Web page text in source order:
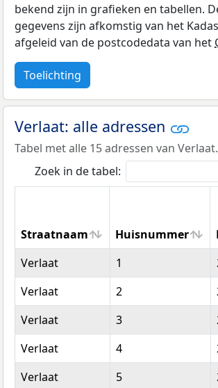
bekend zijn in grafieken en tabellen.
gegevens zijn afkomstig van het
afgeleid van de postcodedata van het
Toelichting
Verlaat: alle adressen
Tabel met alle 15 adressen van Verlaat.
Zoek in de tabel:
Straatnaam Huisnummer
Straatnaam
Huisnummer
Verlaat 1
Verlaat
2
Verlaat
3
Verlaat
4
Verlaat
5